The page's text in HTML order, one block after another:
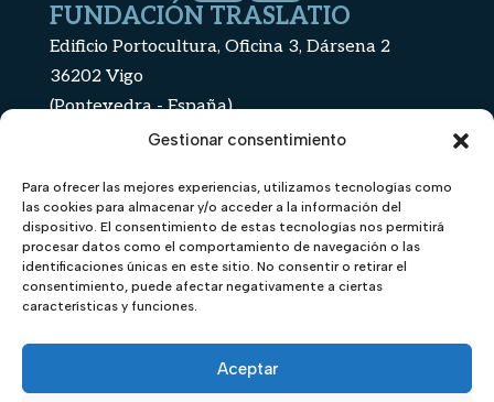
Gestionar consentimiento
Para ofrecer las mejores experiencias, utilizamos tecnologías como
las cookies para almacenar y/o acceder a la información del
dispositivo. El consentimiento de estas tecnologías nos permitirá
procesar datos como el comportamiento de navegación o las
identificaciones únicas en este sitio. No consentir o retirar el
consentimiento, puede afectar negativamente a ciertas
características y funciones.
Aceptar
FUNDACIÓN TRASLATIO
Edificio Portocultura, Oficina 3, Dársena 2
36202 Vigo
(Pontevedra - España)
+34 886 112 439
TE PODRÍA
INTERESAR
Estatutos de la fundación
Política de privacidad
Política de Cookies
CONTENIDO
Inicio
Nautilus
Iacobus Mari